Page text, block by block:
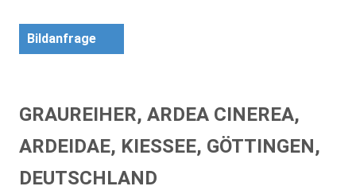
Bildanfrage
GRAUREIHER, ARDEA CINEREA,
ARDEIDAE, KIESSEE, GÖTTINGEN,
DEUTSCHLAND